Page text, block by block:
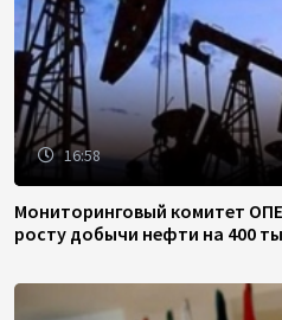
16:58
Мониторинговый комитет
росту добычи нефти на 400